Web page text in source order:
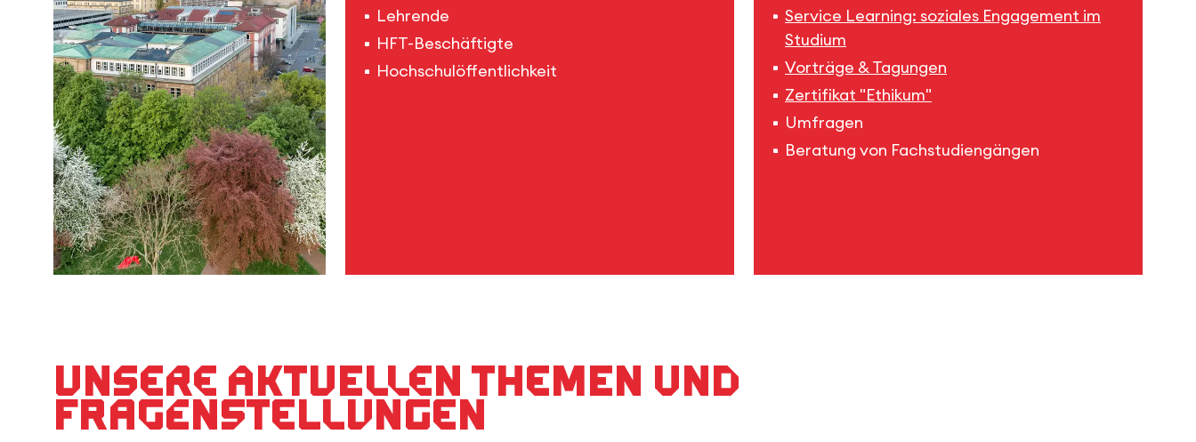
Lehrende
HFT-Beschäftigte
Hochschulöffentlichkeit
Service Learning: soziales Engagement im
Studium
Vorträge & Tagungen
Zertifikat "Ethikum"
Umfragen
Beratung von Fachstudiengängen
Unsere aktuellen Themen und
Fragenstellungen